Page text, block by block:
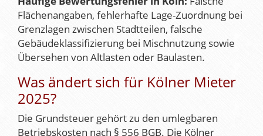
Flächenangaben, fehlerhafte Lage-Zuordnung bei
Grenzlagen zwischen Stadtteilen, falsche
Gebäudeklassifizierung bei Mischnutzung sowie
Übersehen von Altlasten oder Baulasten.
Was ändert sich für Kölner Mieter
2025?
Die Grundsteuer gehört zu den umlegbaren
Betriebskosten nach § 556 BGB. Die Kölner